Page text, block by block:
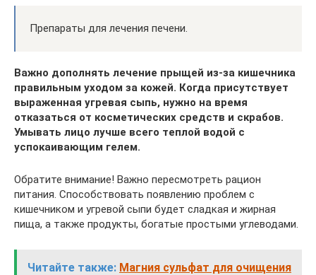
Препараты для лечения печени.
Важно дополнять лечение прыщей из-за кишечника
правильным уходом за кожей. Когда присутствует
выраженная угревая сыпь, нужно на время
отказаться от косметических средств и скрабов.
Умывать лицо лучше всего теплой водой с
успокаивающим гелем.
Обратите внимание! Важно пересмотреть рацион
питания. Способствовать появлению проблем с
кишечником и угревой сыпи будет сладкая и жирная
пища, а также продукты, богатые простыми углеводами.
Читайте также: Магния сульфат для очищения